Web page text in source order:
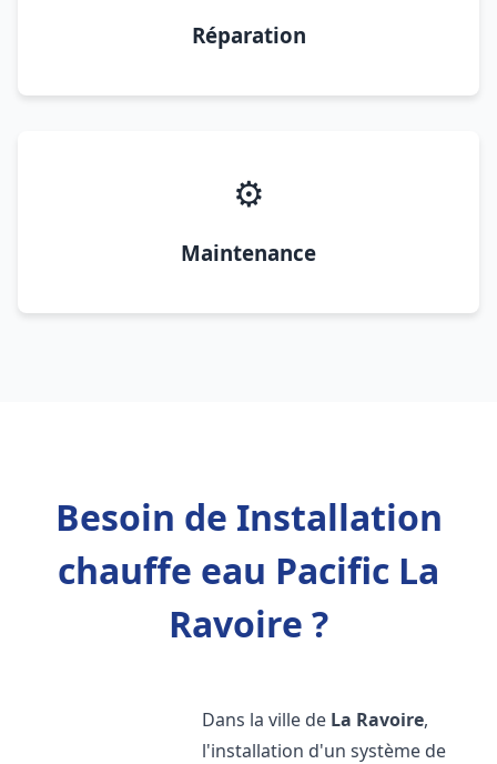
Réparation
⚙️
Maintenance
Besoin de Installation
chauffe eau Pacific La
Ravoire ?
Dans la ville de La Ravoire,
l'installation d'un système de